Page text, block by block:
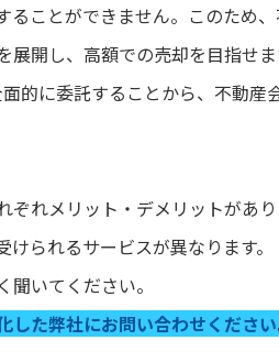
ことができません。このため
開し、高額での売却を目指せ
的に委託することから、不動産
れメリット・デメリットがあり
られるサービスが異なります。
いてください。
た弊社にお問い合わせください